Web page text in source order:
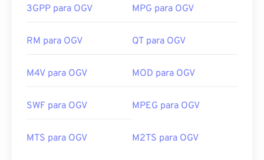
3GPP para OGV MPG para OGV
RM para OGV QT para OGV
M4V para OGV MOD para OGV
SWF para OGV MPEG para OGV
MTS para OGV M2TS para OGV